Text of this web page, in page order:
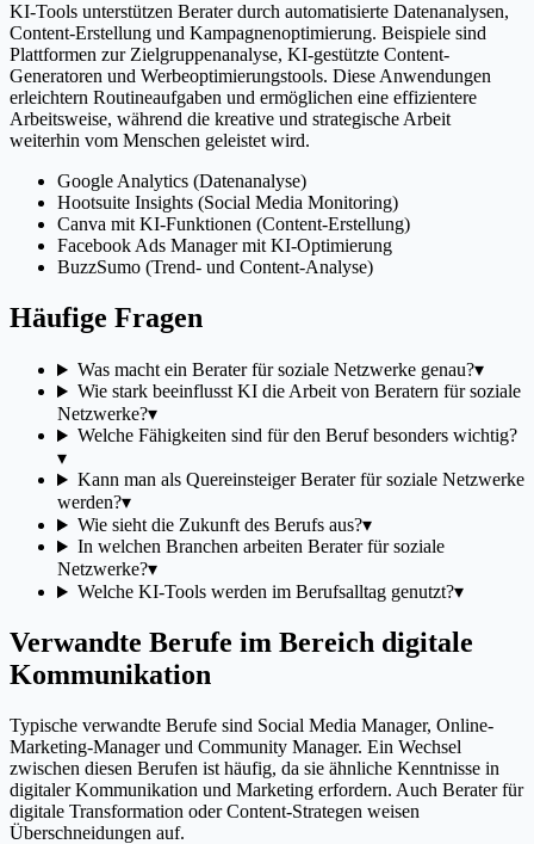
KI-Tools unterstützen Berater durch automatisierte Datenanalysen,
Content-Erstellung und Kampagnenoptimierung. Beispiele sind
Plattformen zur Zielgruppenanalyse, KI-gestützte Content-
Generatoren und Werbeoptimierungstools. Diese Anwendungen
erleichtern Routineaufgaben und ermöglichen eine effizientere
Arbeitsweise, während die kreative und strategische Arbeit
weiterhin vom Menschen geleistet wird.
Google Analytics (Datenanalyse)
Hootsuite Insights (Social Media Monitoring)
Canva mit KI-Funktionen (Content-Erstellung)
Facebook Ads Manager mit KI-Optimierung
BuzzSumo (Trend- und Content-Analyse)
Häufige Fragen
Was macht ein Berater für soziale Netzwerke genau?▾
Wie stark beeinflusst KI die Arbeit von Beratern für soziale
Netzwerke?▾
Welche Fähigkeiten sind für den Beruf besonders wichtig?
▾
Kann man als Quereinsteiger Berater für soziale Netzwerke
werden?▾
Wie sieht die Zukunft des Berufs aus?▾
In welchen Branchen arbeiten Berater für soziale
Netzwerke?▾
Welche KI-Tools werden im Berufsalltag genutzt?▾
Verwandte Berufe im Bereich digitale
Kommunikation
Typische verwandte Berufe sind Social Media Manager, Online-
Marketing-Manager und Community Manager. Ein Wechsel
zwischen diesen Berufen ist häufig, da sie ähnliche Kenntnisse in
digitaler Kommunikation und Marketing erfordern. Auch Berater für
digitale Transformation oder Content-Strategen weisen
Überschneidungen auf.